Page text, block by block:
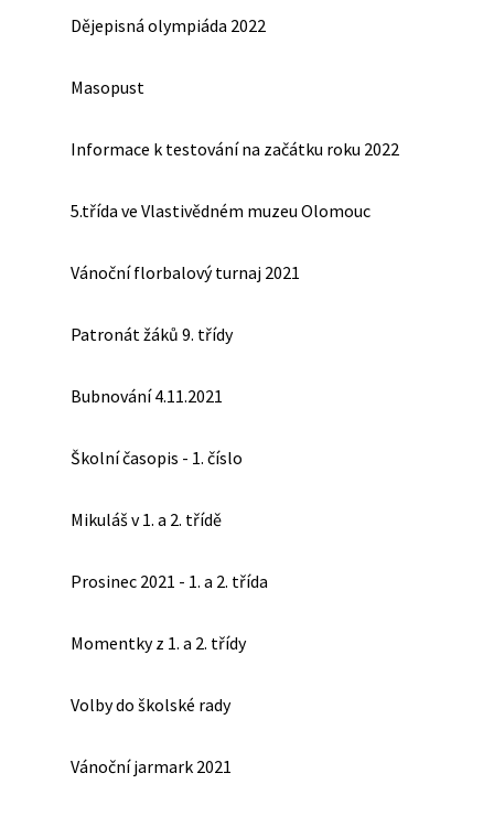
Dějepisná olympiáda 2022
Masopust
Informace k testování na začátku roku 2022
5.třída ve Vlastivědném muzeu Olomouc
Vánoční florbalový turnaj 2021
Patronát žáků 9. třídy
Bubnování 4.11.2021
Školní časopis - 1. číslo
Mikuláš v 1. a 2. třídě
Prosinec 2021 - 1. a 2. třída
Momentky z 1. a 2. třídy
Volby do školské rady
Vánoční jarmark 2021